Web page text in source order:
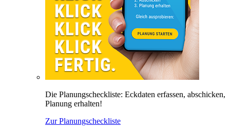
Die Planungscheckliste: Eckdaten erfassen, abschicken,
Planung erhalten!
Zur Planungscheckliste